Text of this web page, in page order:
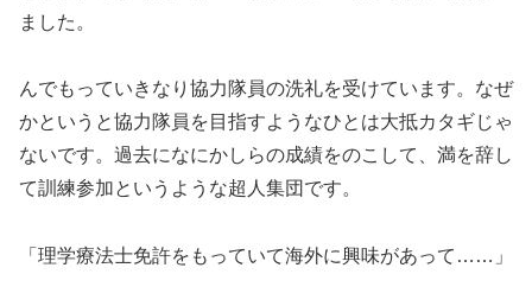
ました。
んでもっていきなり協力隊員の洗礼を受けています。なぜ
かというと協力隊員を目指すようなひとは大抵カタギじゃ
ないです。過去になにかしらの成績をのこして、満を辞し
て訓練参加というような超人集団です。
「理学療法士免許をもっていて海外に興味があって……」